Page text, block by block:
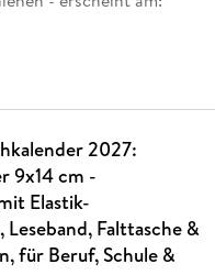
2027:
9x14 cm -
Elastik-
Leseband, Falttasche &
für Beruf, Schule &